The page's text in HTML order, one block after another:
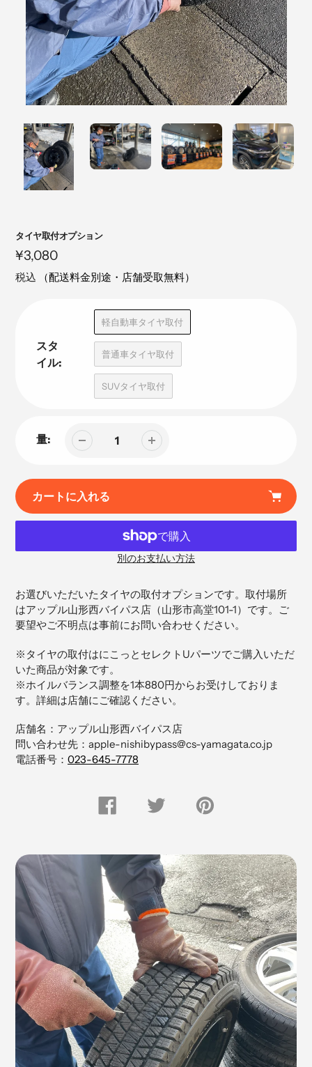
注
目
の
タイヤ取付オプション
定
価
¥3,080
税込 （配送料金別途・店舗受取無料）
スタ
イル:
軽自動車タイヤ取付
普通車タイヤ取付
SUVタイヤ取付
量:
カートに入れる
別のお支払い方法
ー
ト
に
商
品
を
追
加
す
る
お選びいただいたタイヤの取付オプションです。取付場所
はアップル山形西バイパス店（山形市高堂101-1）です。ご
要望やご不明点は事前にお問い合わせください。
※タイヤの取付はにこっとセレクトUパーツでご購入いただ
いた商品が対象です。
※ホイルバランス調整を1本880円からお受けしておりま
す。詳細は店舗にご確認ください。
店舗名：アップル山形西バイパス店
問い合わせ先：apple-nishibypass@cs-yamagata.co.jp
電話番号： 023-645-7778
FACEBOOK
で
Twitter
Pinterest
に
す
る